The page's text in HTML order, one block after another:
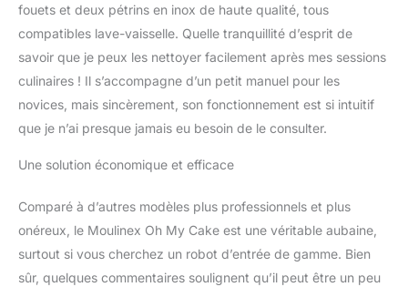
au lave-vaisselle pour un
nettoyage simple et
PACK: robot pâtissier
300 W, bol inox capacité
totale 4 L, 2 fouets inox,
2 pétrins inox
fouets et deux pétrins en inox de haute qualité, tous
compatibles lave-vaisselle. Quelle tranquillité d’esprit de
savoir que je peux les nettoyer facilement après mes sessions
culinaires ! Il s’accompagne d’un petit manuel pour les
novices, mais sincèrement, son fonctionnement est si intuitif
que je n’ai presque jamais eu besoin de le consulter.
Une solution économique et efficace
Comparé à d’autres modèles plus professionnels et plus
onéreux, le Moulinex Oh My Cake est une véritable aubaine,
surtout si vous cherchez un robot d’entrée de gamme. Bien
sûr, quelques commentaires soulignent qu’il peut être un peu